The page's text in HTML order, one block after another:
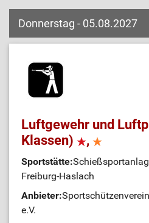
Donnerstag - 05.08.2027
Luftgewehr und
Klassen)
,
Sportstätte:
Freiburg-Haslach
Anbieter:
e.V.